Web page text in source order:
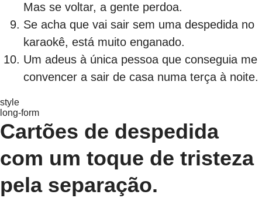
Mas se voltar, a gente perdoa.
Se acha que vai sair sem uma despedida no
karaokê, está muito enganado.
Um adeus à única pessoa que conseguia me
convencer a sair de casa numa terça à noite.
style
long-form
Cartões de despedida
com um toque de tristeza
pela separação.